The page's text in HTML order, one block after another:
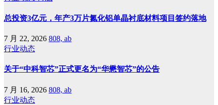
总投资3亿元，年产3万片氮化铝单晶衬底材料项目签约落地
7 月 22, 2026 808, ab
行业动态
关于“中科智芯”正式更名为“华懋智芯”的公告
7 月 16, 2026 808, ab
行业动态